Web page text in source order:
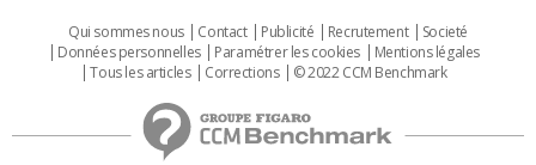
Qui sommes nous Contact Publicité Recrutement
Societé
Données personnelles
Paramétrer les cookies
Mentions légales
Tous les articles
Corrections © 2022 CCM Benchmark